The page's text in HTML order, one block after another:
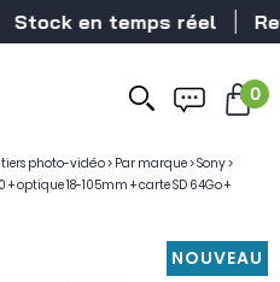
en temps réel
0
photo-vidéo> Par marque>Sony>
optique 18-105mm + carte SD 64Go +
NOUVEAU